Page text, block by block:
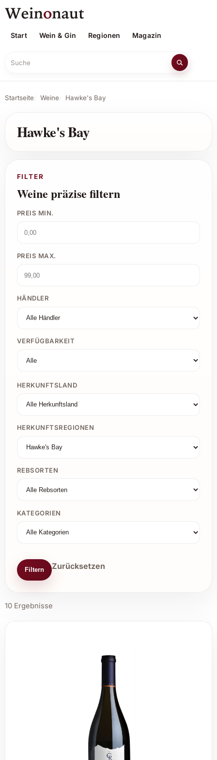
Start Wein & Gin Regionen Magazin
Suche
Startseite Weine Hawke's Bay
Hawke's Bay
FILTER
Weine präzise filtern
PREIS MIN.
PREIS MAX.
HÄNDLER
VERFÜGBARKEIT
HERKUNFTSLAND
HERKUNFTSREGIONEN
REBSORTEN
KATEGORIEN
Filtern Zurücksetzen
10 Ergebnisse